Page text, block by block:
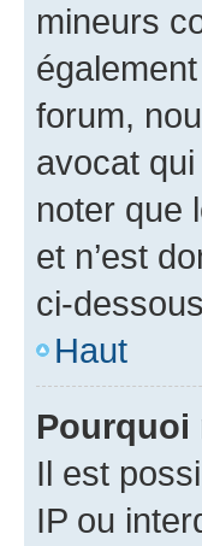
mineurs
forum,
avocat
noter que
et n’est
ci-
Haut
Pourquoi
Il est
IP ou